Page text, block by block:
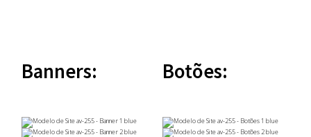
Banners: Botões: